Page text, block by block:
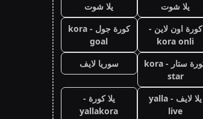
يلا شوت
يلا شوت
كورة اون لاين -
kora onli
كورة جول - kora
goal
كورة ستار - kora
star
سوريا لايف
يلا لايف - yalla
live
يلا كورة -
yallakora